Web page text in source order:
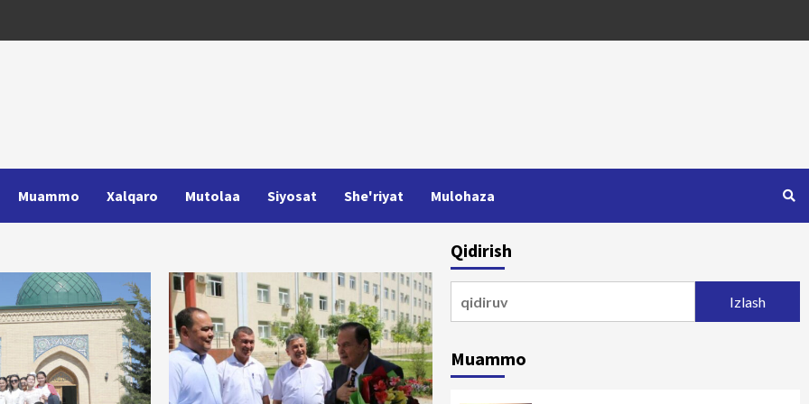
Muammo Xalqaro Mutolaa Siyosat She'riyat Mulohaza
Qidirish
Muammo